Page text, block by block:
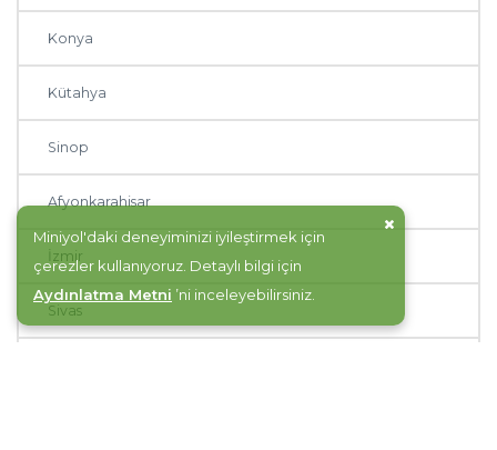
Konya
Kütahya
Sinop
Afyonkarahisar
İzmir
Sivas
Miniyol'daki deneyiminizi iyileştirmek için
çerezler kullanıyoruz. Detaylı bilgi için
Aydınlatma Metni ’ni inceleyebilirsiniz.